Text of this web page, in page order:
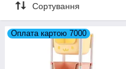
Сортування
Оплата картою 7000